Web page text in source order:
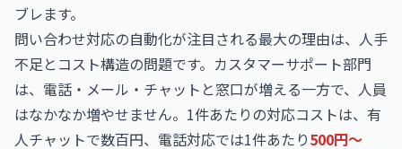
ブレます。
問い合わせ対応の自動化が注目される最大の理由は、人手
不足とコスト構造の問題です。カスタマーサポート部門
は、電話・メール・チャットと窓口が増える一方で、人員
はなかなか増やせません。1件あたりの対応コストは、有
人チャットで数百円、電話対応では1件あたり500円〜